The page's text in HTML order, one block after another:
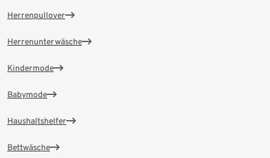
Herrenpullover
Herrenunterwäsche
Kindermode
Babymode
Haushaltshelfer
Bettwäsche